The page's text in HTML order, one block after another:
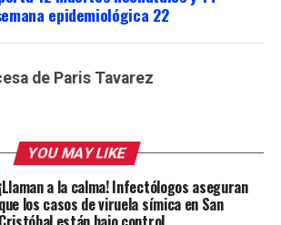
epidemiológica 22
de Paris Tavarez
YOU MAY LIKE
¡Llaman a la calma! Infectólogos aseguran
que los casos de viruela símica en San